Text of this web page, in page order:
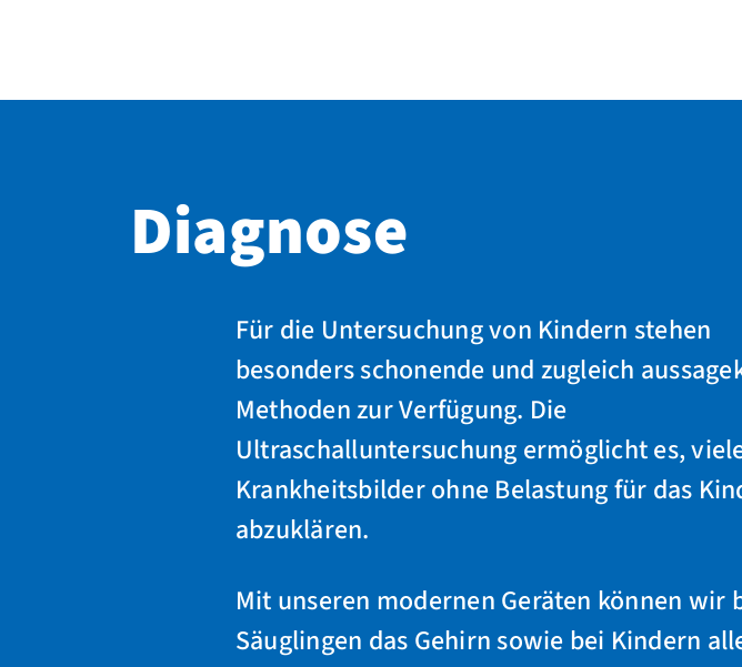
Diagnose
Für die Untersuchung von Kindern stehen
besonders schonende und zugleich
Methoden zur Verfügung. Die
Ultraschalluntersuchung ermöglicht es,
Krankheitsbilder ohne Belastung für das
abzuklären.
Mit unseren modernen Geräten können wir
Säuglingen das Gehirn sowie bei Kindern